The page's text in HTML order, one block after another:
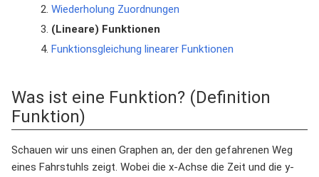
Wiederholung Zuordnungen
(Lineare) Funktionen
Funktionsgleichung linearer Funktionen
Was ist eine Funktion? (Definition
Funktion)
Schauen wir uns einen Graphen an, der den gefahrenen Weg
eines Fahrstuhls zeigt. Wobei die x-Achse die Zeit und die y-